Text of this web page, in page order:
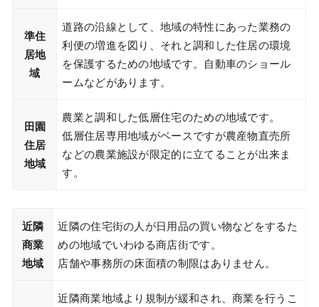
準住
居地
域
道路の沿線として、地域の特性にあった業務の
利便の増進を図り、それと調和した住居の環境
を保護するための地域です。自動車のショール
ームなどがあります。
田園
住居
地域
農業と調和した低層住宅のための地域です。
低層住居専用地域がベースですが農産物直売所
などの農業施設が限定的に立てることが出来ま
す。
近隣
商業
地域
近隣の住宅街の人が日用品の買い物などをするた
めの地域でいわゆる商店街です。
店舗や事務所の床面積の制限はありません。
近隣商業地域より規制が緩和され、商業を行うこ